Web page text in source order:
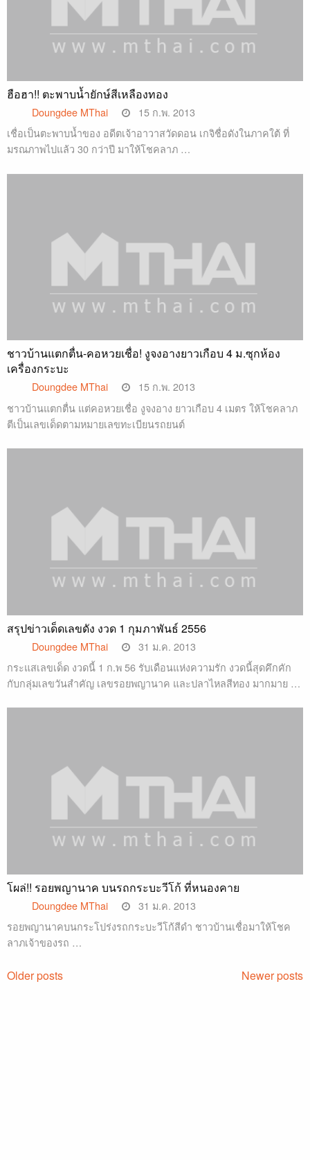
ฮือฮา!! ตะพาบน้ำยักษ์สีเหลืองทอง
Doungdee MThai
15 ก.พ. 2013
เชื่อเป็นตะพาบน้ำของ อดีตเจ้าอาวาสวัดดอน เกจิชื่อดังในภาคใต้ ที่
มรณภาพไปแล้ว 30 กว่าปี มาให้โชคลาภ …
ชาวบ้านแตกตื่น-คอหวยเชื่อ! งูจงอางยาวเกือบ 4 ม.ซุกห้อง
เครื่องกระบะ
Doungdee MThai
15 ก.พ. 2013
ชาวบ้านแตกตื่น แต่คอหวยเชื่อ งูจงอาง ยาวเกือบ 4 เมตร ให้โชคลาภ
ตีเป็นเลขเด็ดตามหมายเลขทะเบียนรถยนต์
สรุปข่าวเด็ดเลขดัง งวด 1 กุมภาพันธ์ 2556
Doungdee MThai
31 ม.ค. 2013
กระแสเลขเด็ด งวดนี้ 1 ก.พ 56 รับเดือนแห่งความรัก งวดนี้สุดคึกคัก
กับกลุ่มเลขวันสำคัญ เลขรอยพญานาค และปลาไหลสีทอง มากมาย …
โผล่!! รอยพญานาค บนรถกระบะวีโก้ ที่หนองคาย
Doungdee MThai
31 ม.ค. 2013
รอยพญานาคบนกระโปร่งรถกระบะวีโก้สีดำ ชาวบ้านเชื่อมาให้โชค
ลาภเจ้าของรถ …
Posts
Older posts Newer posts